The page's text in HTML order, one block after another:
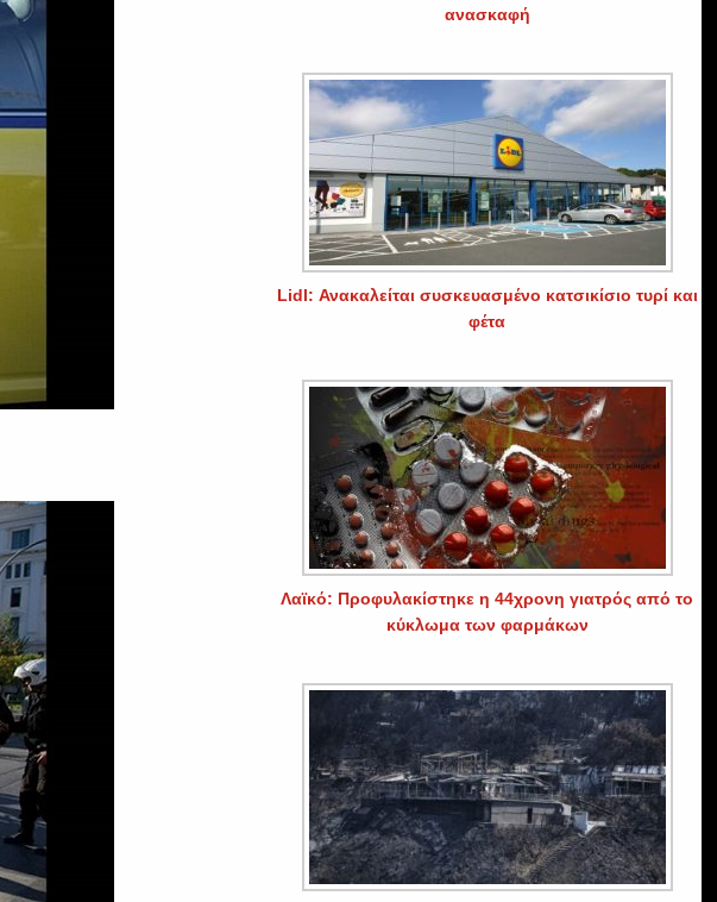
ανασκαφή
Lidl: Ανακαλείται συσκευασμένο κατσικίσιο τυρί και
φέτα
Λαϊκό: Προφυλακίστηκε η 44χρονη γιατρός από το
κύκλωμα των φαρμάκων